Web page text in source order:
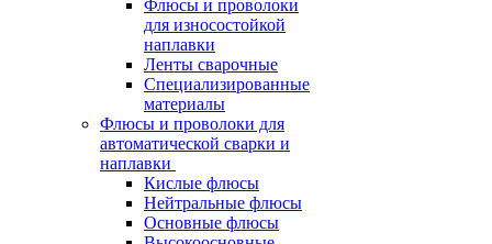
Флюсы и проволоки
для износостойкой
наплавки
Ленты сварочные
Специализированные
материалы
Флюсы и проволоки для
автоматической сварки и
наплавки
Кислые флюсы
Нейтральные флюсы
Основные флюсы